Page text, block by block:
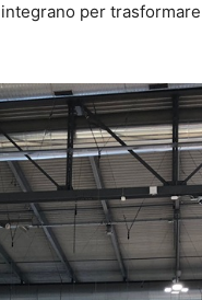
per